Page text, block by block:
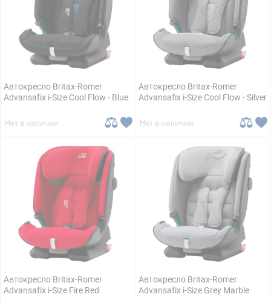
Автокресло Britax-Romer
Advansafix i-Size Cool Flow - Blue
Нет в наличии
Автокресло Britax-Romer
Advansafix i-Size Cool Flow - Silver
Нет в наличии
Автокресло Britax-Romer
Advansafix i-Size Fire Red
Автокресло Britax-Romer
Advansafix i-Size Grey Marble